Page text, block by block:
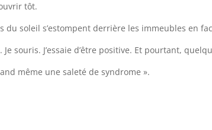
tôt.
du soleil s’estompent derrière les immeubles en
Je souris. J’essaie d’être positive. Et pourtant,
même une saleté de syndrome ».